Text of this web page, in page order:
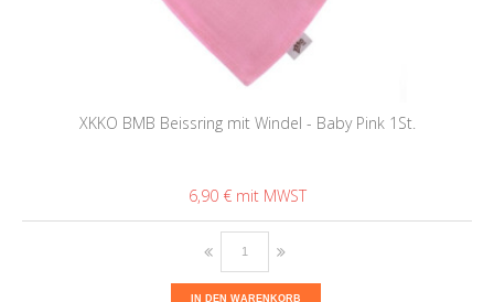
XKKO BMB Beissring mit Windel - Baby Pink 1St.
6,90 €
IN DEN WARENKORB